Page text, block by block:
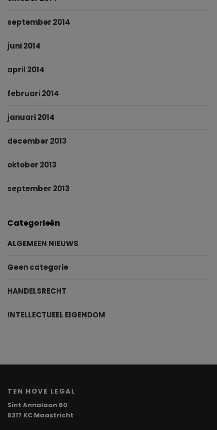
september 2014
juni 2014
april 2014
februari 2014
januari 2014
december 2013
oktober 2013
september 2013
Categorieën
ALGEMEEN NIEUWS
Geen categorie
HANDELSRECHT
INTELLECTUEEL EIGENDOM
TEN HOVE LEGAL
Sint Annalaan 60
6217 KC Maastricht